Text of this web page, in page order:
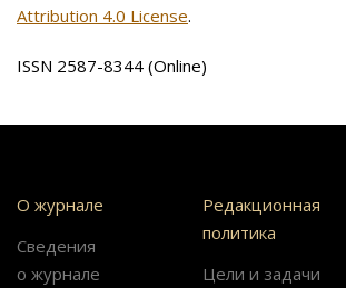
Attribution 4.0 License.
ISSN 2587-8344 (Online)
О журнале
Сведения
о журнале
Редакционная
политика
Цели и задачи